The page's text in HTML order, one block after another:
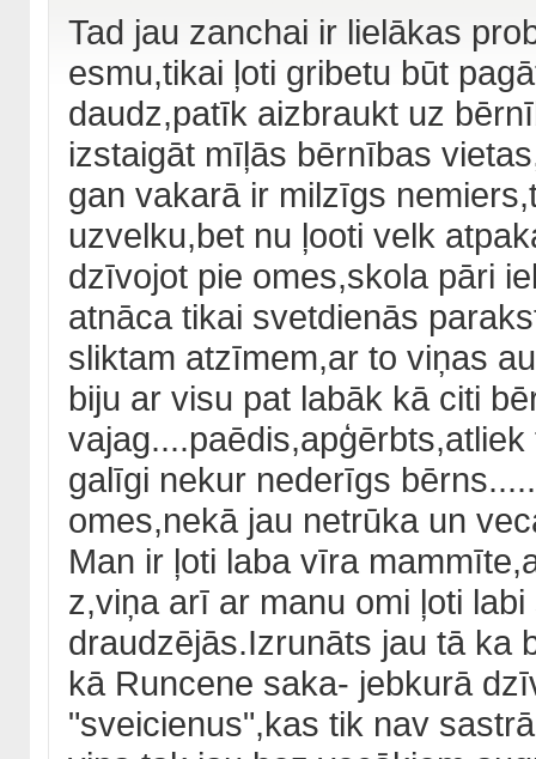
Tad jau zanchai ir lielākas
esmu,tikai ļoti gribetu būt
daudz,patīk aizbraukt uz
izstaigāt mīļās bērnības
gan vakarā ir milzīgs
uzvelku,bet nu ļooti velk
dzīvojot pie omes,skola pāri
atnāca tikai svetdienās
sliktam atzīmem,ar to viņas
biju ar visu pat labāk kā citi
galīgi nekur nederīgs
omes,nekā jau netrūka un
Man ir ļoti laba vīra
z,viņa arī ar manu omi ļoti
draudzējās.Izrunāts jau tā ka
kā Runcene saka- jebkurā
"sveicienus",kas tik nav